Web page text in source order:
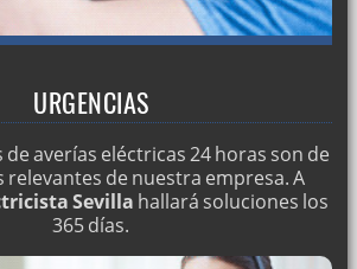
URGENCIAS
averías eléctricas 24 horas son de
relevantes de nuestra empresa. A
Sevilla hallará soluciones los
365 días.